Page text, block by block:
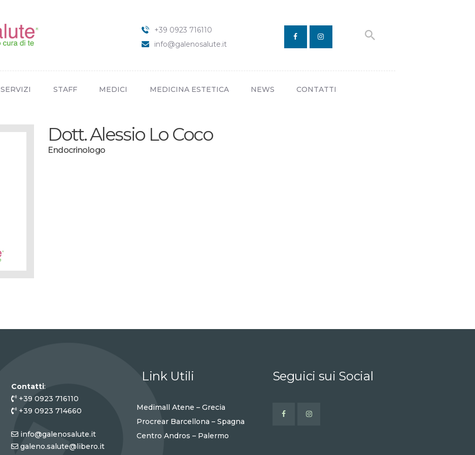
+39 0923 716110
info@galenosalute.it
SERVIZI STAFF MEDICI MEDICINA ESTETICA NEWS CONTATTI
CONTATTI
Dott. Alessio Lo Coco
Endocrinologo
Contatti:
+39 0923 716110
+39 0923 714660
info@galenosalute.it
galeno.salute@libero.it
Link Utili
Medimall Atene – Grecia
Procrear Barcellona – Spagna
Centro Andros – Palermo
Seguici sui Social